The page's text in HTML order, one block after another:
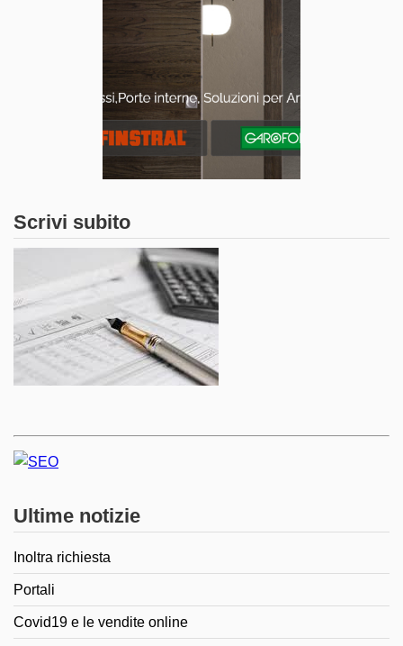
Scrivi subito
Ultime notizie
Inoltra richiesta
Portali
Covid19 e le vendite online